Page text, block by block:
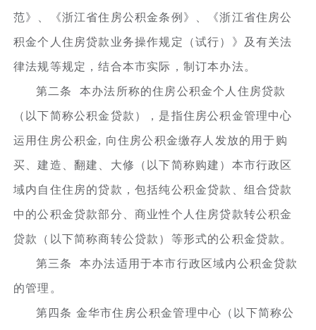
范》、《浙江省住房公积金条例》、《浙江省住房公
积金个人住房贷款业务操作规定（试行）》及有关法
律法规等规定，结合本市实际，制订本办法。
第二条 本办法所称的住房公积金个人住房贷款
（以下简称公积金贷款），是指住房公积金管理中心
运用住房公积金, 向住房公积金缴存人发放的用于购
买、建造、翻建、大修（以下简称购建）本市行政区
域内自住住房的贷款，包括纯公积金贷款、组合贷款
中的公积金贷款部分、商业性个人住房贷款转公积金
贷款（以下简称商转公贷款）等形式的公积金贷款。
第三条 本办法适用于本市行政区域内公积金贷款
的管理。
第四条 金华市住房公积金管理中心（以下简称公